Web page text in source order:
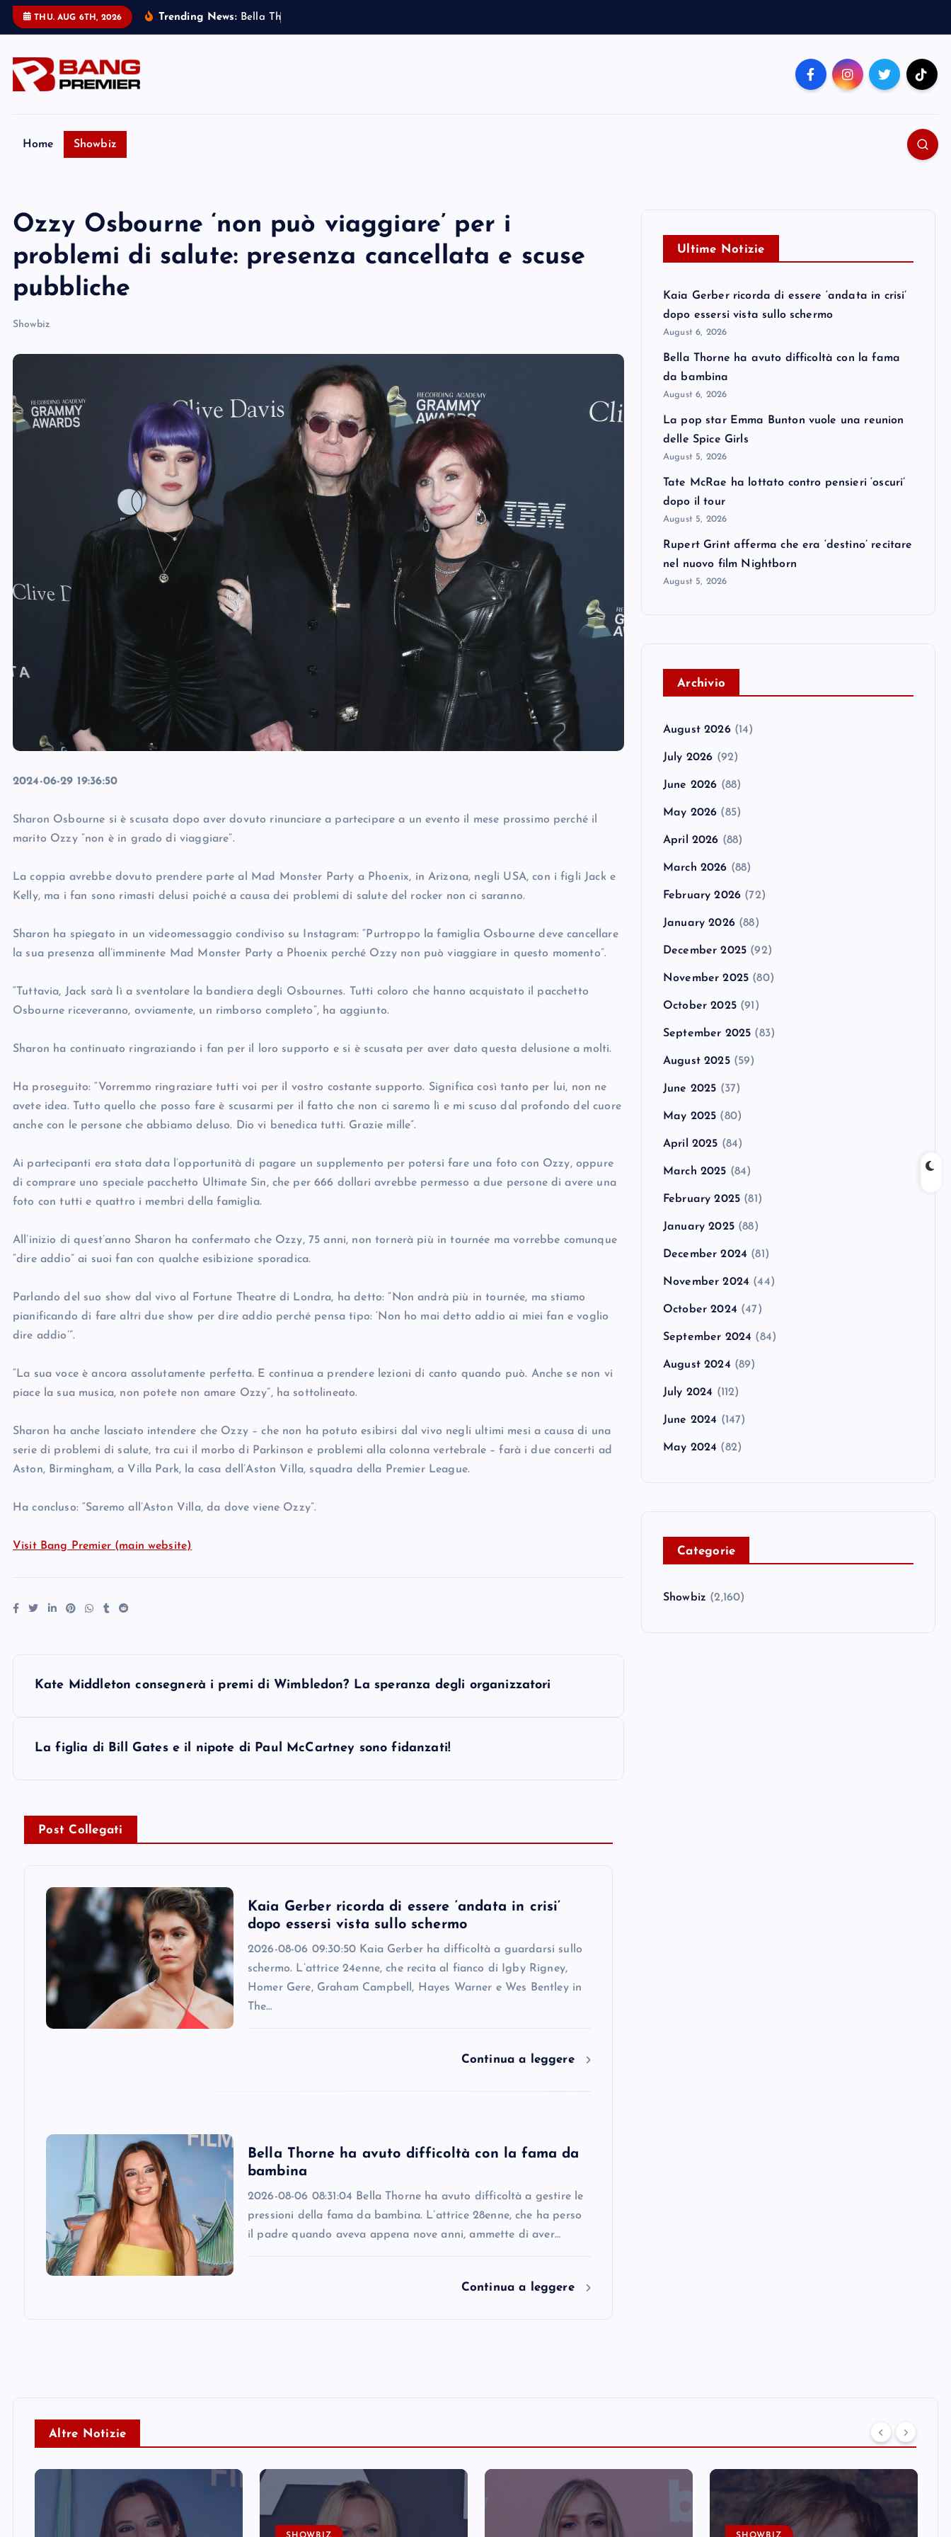
THU. AUG 6TH, 2026 Trending News: Be a T h
Home Showbiz
Ozzy Osbourne ‘non può viaggiare’ per i
problemi di salute: presenza cancellata e scuse
pubbliche
Showbiz
2024-06-29 19:36:50
Sharon Osbourne si è scusata dopo aver dovuto rinunciare a partecipare a un evento il mese prossimo perché il
marito Ozzy “non è in grado di viaggiare”.
La coppia avrebbe dovuto prendere parte al Mad Monster Party a Phoenix, in Arizona, negli USA, con i figli Jack e
Kelly, ma i fan sono rimasti delusi poiché a causa dei problemi di salute del rocker non ci saranno.
Sharon ha spiegato in un videomessaggio condiviso su Instagram: “Purtroppo la famiglia Osbourne deve cancellare
la sua presenza all’imminente Mad Monster Party a Phoenix perché Ozzy non può viaggiare in questo momento”.
“Tuttavia, Jack sarà lì a sventolare la bandiera degli Osbournes. Tutti coloro che hanno acquistato il pacchetto
Osbourne riceveranno, ovviamente, un rimborso completo”, ha aggiunto.
Sharon ha continuato ringraziando i fan per il loro supporto e si è scusata per aver dato questa delusione a molti.
Ha proseguito: “Vorremmo ringraziare tutti voi per il vostro costante supporto. Significa così tanto per lui, non ne
avete idea. Tutto quello che posso fare è scusarmi per il fatto che non ci saremo lì e mi scuso dal profondo del cuore
anche con le persone che abbiamo deluso. Dio vi benedica tutti. Grazie mille”.
Ai partecipanti era stata data l’opportunità di pagare un supplemento per potersi fare una foto con Ozzy, oppure
di comprare uno speciale pacchetto Ultimate Sin, che per 666 dollari avrebbe permesso a due persone di avere una
foto con tutti e quattro i membri della famiglia.
All’inizio di quest’anno Sharon ha confermato che Ozzy, 75 anni, non tornerà più in tournée ma vorrebbe comunque
“dire addio” ai suoi fan con qualche esibizione sporadica.
Parlando del suo show dal vivo al Fortune Theatre di Londra, ha detto: “Non andrà più in tournée, ma stiamo
pianificando di fare altri due show per dire addio perché pensa tipo: ‘Non ho mai detto addio ai miei fan e voglio
dire addio’”.
“La sua voce è ancora assolutamente perfetta. E continua a prendere lezioni di canto quando può. Anche se non vi
piace la sua musica, non potete non amare Ozzy”, ha sottolineato.
Sharon ha anche lasciato intendere che Ozzy – che non ha potuto esibirsi dal vivo negli ultimi mesi a causa di una
serie di problemi di salute, tra cui il morbo di Parkinson e problemi alla colonna vertebrale – farà i due concerti ad
Aston, Birmingham, a Villa Park, la casa dell’Aston Villa, squadra della Premier League.
Ha concluso: “Saremo all’Aston Villa, da dove viene Ozzy”.
Visit Bang Premier (main website)
Kate Middleton consegnerà i premi di Wimbledon? La speranza degli organizzatori
La figlia di Bill Gates e il nipote di Paul McCartney sono fidanzati!
Post Collegati
Kaia Gerber ricorda di essere ‘andata in crisi’
dopo essersi vista sullo schermo
2026-08-06 09:30:50 Kaia Gerber ha difficoltà a guardarsi sullo
schermo. L’attrice 24enne, che recita al fianco di Igby Rigney,
Homer Gere, Graham Campbell, Hayes Warner e Wes Bentley in
The…
Continua a leggere
Bella Thorne ha avuto difficoltà con la fama da
bambina
2026-08-06 08:31:04 Bella Thorne ha avuto difficoltà a gestire le
pressioni della fama da bambina. L’attrice 28enne, che ha perso
il padre quando aveva appena nove anni, ammette di aver…
Continua a leggere
Ultime Notizie
Kaia Gerber ricorda di essere ‘andata in crisi’
dopo essersi vista sullo schermo
August 6, 2026
Bella Thorne ha avuto difficoltà con la fama
da bambina
August 6, 2026
La pop star Emma Bunton vuole una reunion
delle Spice Girls
August 5, 2026
Tate McRae ha lottato contro pensieri ‘oscuri’
dopo il tour
August 5, 2026
Rupert Grint afferma che era ‘destino’ recitare
nel nuovo film Nightborn
August 5, 2026
Archivio
August 2026(14)
July 2026 (92)
June 2026 (88)
May 2026 (85)
April 2026 (88)
March 2026 (88)
February 2026 (72)
January 2026(88)
December 2025 (92)
November 2025 (80)
October 2025(91)
September 2025 (83)
August 2025(59)
June 2025 (37)
May 2025 (80)
April 2025 (84)
March 2025 (84)
February 2025 (81)
January 2025(88)
December 2024 (81)
November 2024 (44)
October 2024 (47)
September 2024 (84)
August 2024 (89)
July 2024 (112)
June 2024 (147)
May 2024 (82)
Categorie
Showbiz (2,160)
Altre Notizie